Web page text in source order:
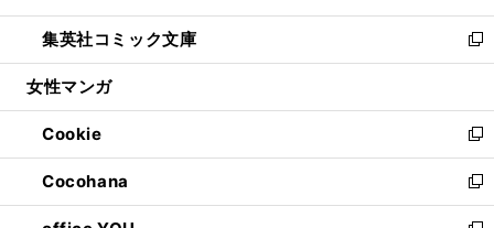
開
く
ウ
で
開
ン
ド
ウ
開
く
ウ
ィ
ン
ウ
で
開
く
し
い
ウ
ン
ド
ウ
で
開
集英社コミック文庫
新
し
ウ
ィ
ン
ド
ウ
女性マンガ
Cookie
新
し
い
ウ
Cocohana
新
し